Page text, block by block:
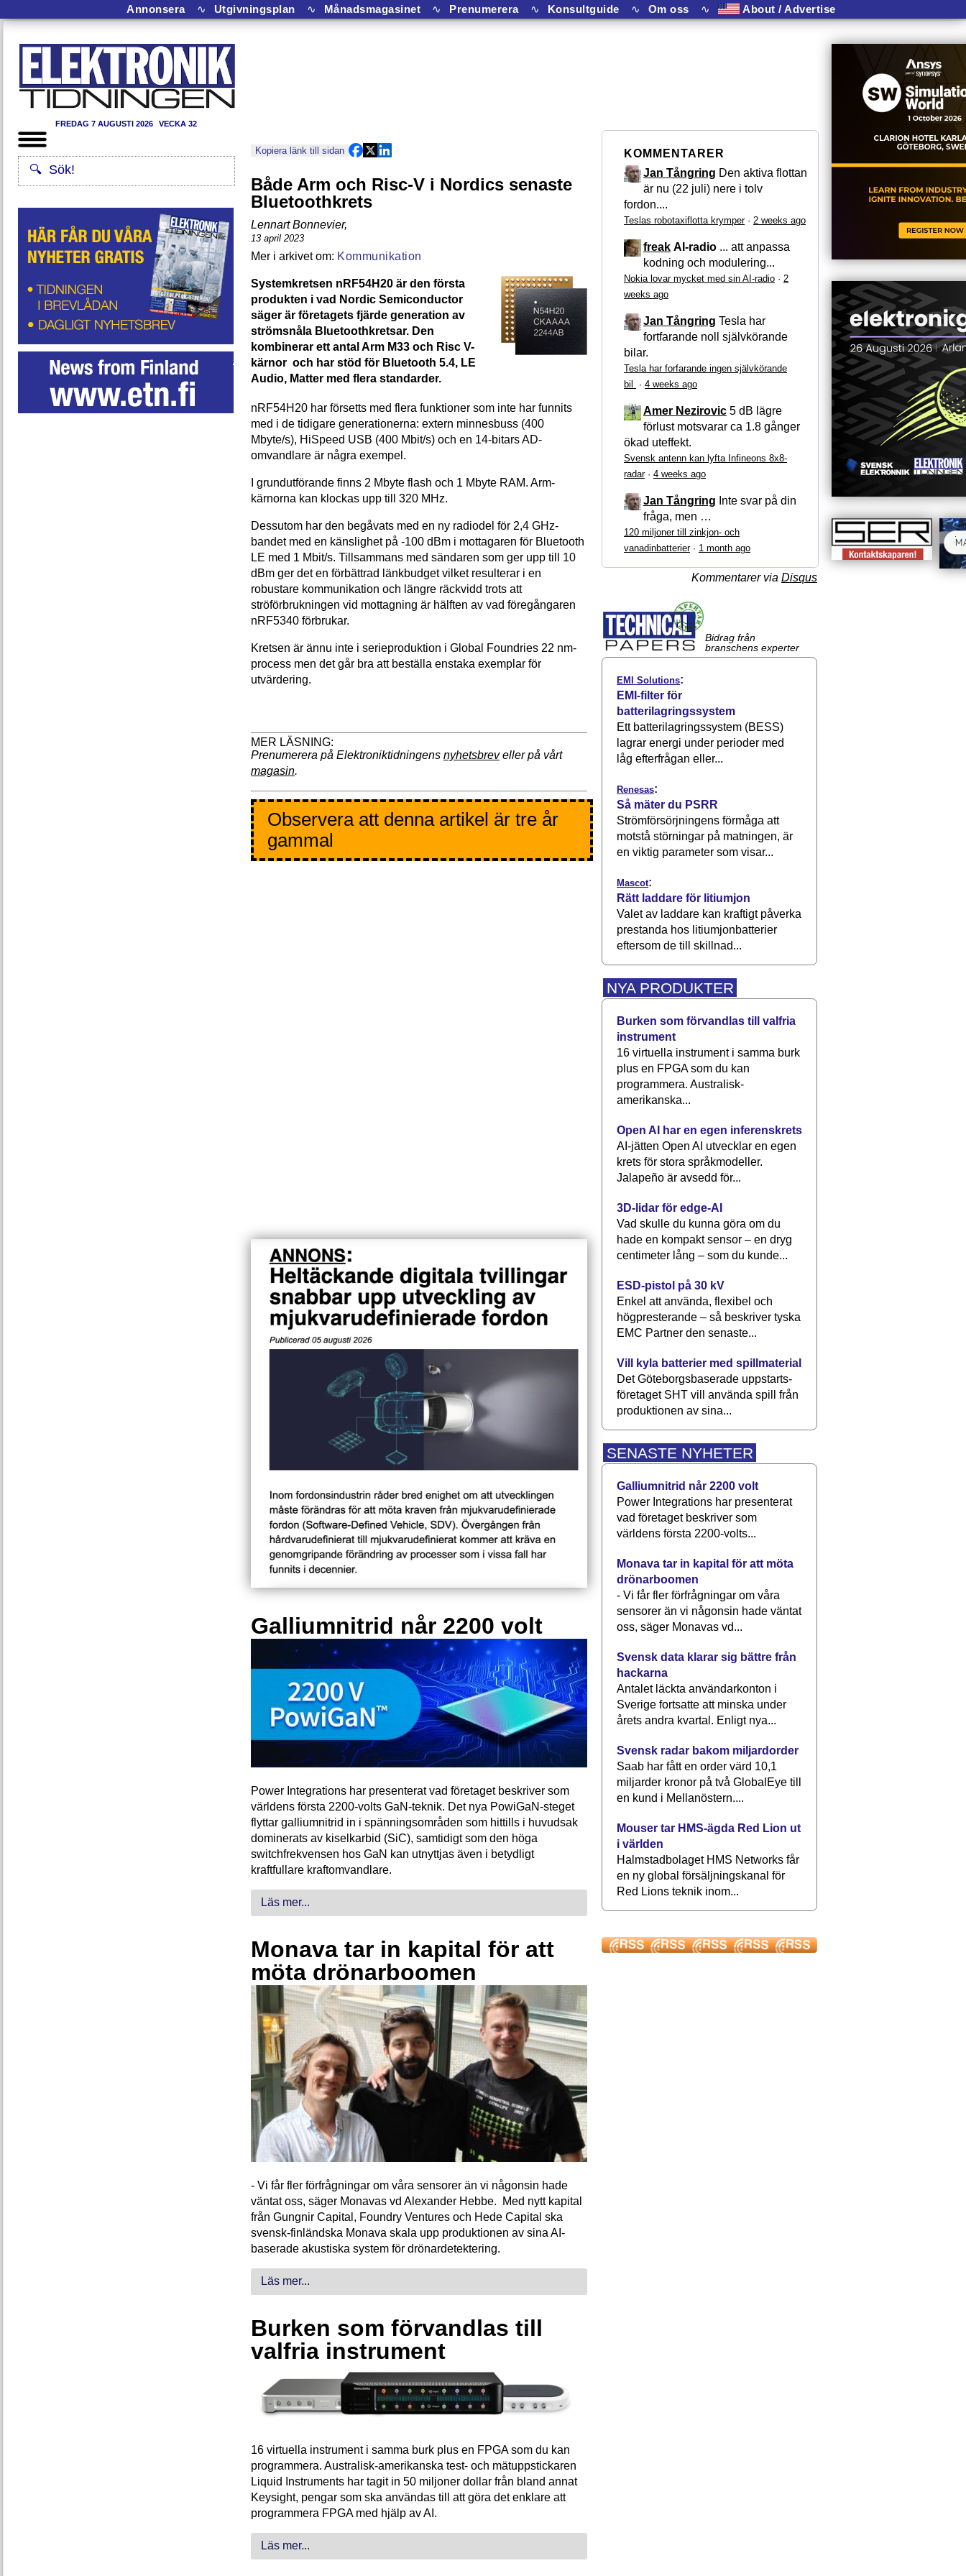
Annonsera ∿ Utgivningsplan ∿ Månadsmagasinet ∿ Prenumerera ∿ Konsultguide ∿ Om oss ∿ About / Advertise
FREDAG 7 AUGUSTI 2026 VECKA 32
Kopiera länk till sidan
Både Arm och Risc-V i Nordics senaste
Bluetoothkrets
Lennart Bonnevier,
13 april 2023
Kommunikation
Systemkretsen nRF54H20 är den första
produkten i vad Nordic Semiconductor
säger är företagets fjärde generation av
strömsnåla Bluetoothkretsar. Den
kombinerar ett antal Arm M33 och Risc V-
kärnor och har stöd för Bluetooth 5.4, LE
Audio, Matter med flera standarder.
nRF54H20 har försetts med flera funktioner som inte har funnits
med i de tidigare generationerna: extern minnesbuss (400
Mbyte/s), HiSpeed USB (400 Mbit/s) och en 14-bitars AD-
omvandlare är några exempel.
I grundutförande finns 2 Mbyte flash och 1 Mbyte RAM. Arm-
kärnorna kan klockas upp till 320 MHz.
Dessutom har den begåvats med en ny radiodel för 2,4 GHz-
bandet med en känslighet på -100 dBm i mottagaren för Bluetooth
LE med 1 Mbit/s. Tillsammans med sändaren som ger upp till 10
dBm ger det en förbättrad länkbudget vilket resulterar i en
robustare kommunikation och längre räckvidd trots att
ströförbrukningen vid mottagning är hälften av vad föregångaren
nRF5340 förbrukar.
Kretsen är ännu inte i serieproduktion i Global Foundries 22 nm-
process men det går bra att beställa enstaka exemplar för
utvärdering.
Prenumerera på Elektroniktidningens nyhetsbreveller på vårt
magasin.
Observera att denna artikel är tre år
gammal
Galliumnitrid når 2200 volt
Power Integrations har presenterat vad företaget beskriver som
världens första 2200-volts GaN-teknik. Det nya PowiGaN-steget
flyttar galliumnitrid in i spänningsområden som hittills i huvudsak
dominerats av kiselkarbid (SiC), samtidigt som den höga
switchfrekvensen hos GaN kan utnyttjas även i betydligt
kraftfullare kraftomvandlare.
Läs mer...
Monava tar in kapital för att
möta drönarboomen
- Vi får fler förfrågningar om våra sensorer än vi någonsin hade
väntat oss, säger Monavas vd Alexander Hebbe. Med nytt kapital
från Gungnir Capital, Foundry Ventures och Hede Capital ska
svensk-finländska Monava skala upp produktionen av sina AI-
baserade akustiska system för drönardetektering.
Läs mer...
Burken som förvandlas till
valfria instrument
16 virtuella instrument i samma burk plus en FPGA som du kan
programmera. Australisk-amerikanska test- och mätuppstickaren
Liquid Instruments har tagit in 50 miljoner dollar från bland annat
Keysight, pengar som ska användas till att göra det enklare att
programmera FPGA med hjälp av AI.
Läs mer...
KOMMENTARER
Jan Tångring Den aktiva flottan
är nu (22 juli) nere i tolv
fordon....
Teslas robotaxiflotta krymper· 2 weeks ago
freak AI-radio ... att anpassa
kodning och modulering...
Nokia lovar mycket med sin AI-radio · 2
weeks ago
Jan Tångring Tesla har
fortfarande noll självkörande
bilar.
Tesla har forfarande ingen självkörande
bil
· 4 weeks ago
Amer Nezirovic 5 dB lägre
förlust motsvarar ca 1.8 gånger
ökad uteffekt.
Svensk antenn kan lyfta Infineons 8x8-
radar· 4 weeks ago
Jan Tångring Inte svar på din
fråga, men …
120 miljoner till zinkjon- och
vanadinbatterier· 1 month ago
Kommentarer via Disqus
Bidrag från
branschens experter
EMI Solutions:
EMI-filter för
batterilagringssystem
Ett batterilagringssystem (BESS)
lagrar energi under perioder med
låg efterfrågan eller...
Renesas:
Så mäter du PSRR
Strömförsörjningens förmåga att
motstå störningar på matningen, är
en viktig parameter som visar...
Mascot:
Rätt laddare för litiumjon
Valet av laddare kan kraftigt påverka
prestanda hos litiumjonbatterier
eftersom de till skillnad...
NYA PRODUKTER
Burken som förvandlas till valfria
instrument
16 virtuella instrument i samma burk
plus en FPGA som du kan
programmera. Australisk-
amerikanska...
Open AI har en egen inferenskrets
AI-jätten Open AI utvecklar en egen
krets för stora språkmodeller.
Jalapeño är avsedd för...
3D-lidar för edge-AI
Vad skulle du kunna göra om du
hade en kompakt sensor – en dryg
centimeter lång – som du kunde...
ESD-pistol på 30 kV
Enkel att använda, flexibel och
högpresterande – så beskriver tyska
EMC Partner den senaste...
Vill kyla batterier med spillmaterial
Det Göteborgsbaserade upp­starts­
företaget SHT vill använda spill från
produktionen av sina...
SENASTE NYHETER
Galliumnitrid når 2200 volt
Power Integrations har presenterat
vad företaget beskriver som
världens första 2200-volts...
Monava tar in kapital för att möta
drönarboomen
- Vi får fler förfrågningar om våra
sensorer än vi någonsin hade väntat
oss, säger Monavas vd...
Svensk data klarar sig bättre från
hackarna
Antalet läckta användarkonton i
Sverige fortsatte att minska under
årets andra kvartal. Enligt nya...
Svensk radar bakom miljardorder
Saab har fått en order värd 10,1
miljarder kronor på två GlobalEye till
en kund i Mellanöstern....
Mouser tar HMS-ägda Red Lion ut
i världen
Halmstadbolaget HMS Networks får
en ny global försäljningskanal för
Red Lions teknik inom...